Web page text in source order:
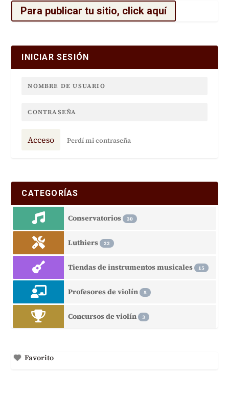
Para publicar tu sitio, click aquí
INICIAR SESIÓN
Acceso Perdí mi contraseña
CATEGORÍAS
Conservatorios 30
Luthiers 22
Tiendas de instrumentos musicales 15
Profesores de violín 5
Concursos de violín 3
Favorito